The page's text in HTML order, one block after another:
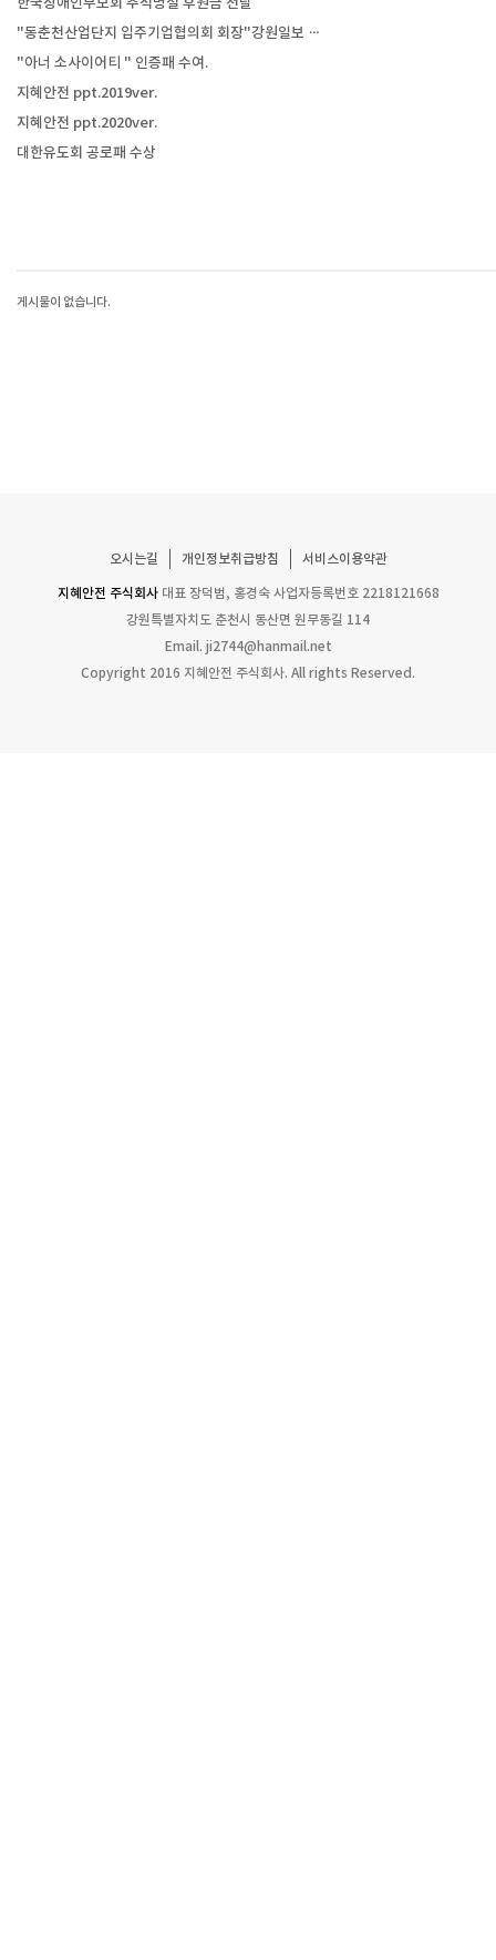
"동춘천산업단지 입주기업협의회 회장"강원일보 …
"아너 소사이어티 " 인증패 수여.
지혜안전 ppt.2019ver.
지혜안전 ppt.2020ver.
대한유도회 공로패 수상
게시물이 없습니다.
오시는길 개인정보취급방침 서비스이용약관
지혜안전 주식회사 대표 장덕범, 홍경숙 사업자등록번호 2218121668
강원특별자치도 춘천시 동산면 원무동길 114
Email. ji2744@hanmail.net
Copyright 2016 지혜안전 주식회사. All rights Reserved.